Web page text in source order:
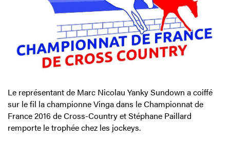
Le représentant de Marc Nicolau Yanky Sundown a coiffé
sur le fil la championne Vinga dans le Championnat de
France 2016 de Cross-Country et Stéphane Paillard
remporte le trophée chez les jockeys.